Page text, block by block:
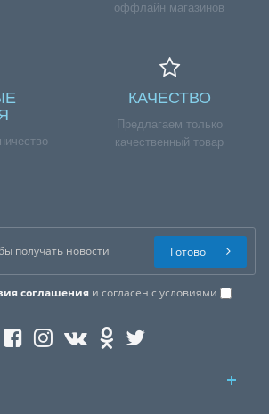
оффлайн магазинов
КАЧЕСТВО
Предлагаем только
качественный товар
соглашенияи согласен с условиями
Готово